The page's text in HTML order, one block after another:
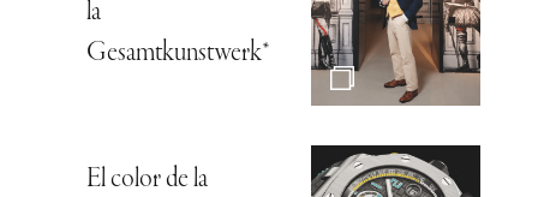
la
Gesamtkunstwerk*
El color de la